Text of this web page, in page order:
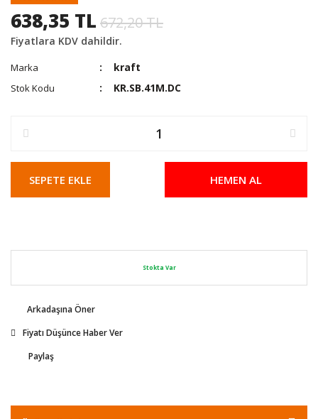
638,35 TL 672,20 TL
Fiyatlara KDV dahildir.
Marka kraft
Stok Kodu KR.SB.41M.DC
SEPETE EKLE HEMEN AL
Stokta Var
Arkadaşına Öner
Fiyatı Düşünce Haber Ver
Paylaş